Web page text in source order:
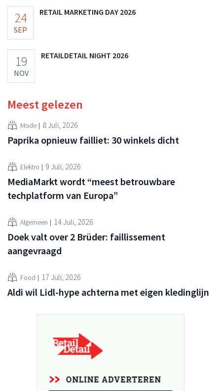
24
SEP
RETAIL MARKETING DAY 2026
19
NOV
RETAILDETAIL NIGHT 2026
Meest gelezen
Mode 8 Juli, 2026
Paprika opnieuw failliet: 30 winkels dicht
Elektro 9 Juli, 2026
MediaMarkt wordt “meest betrouwbare
techplatform van Europa”
Algemeen 14 Juli, 2026
Doek valt over 2 Brüder: faillissement
aangevraagd
Food 17 Juli, 2026
Aldi wil Lidl-hype achterna met eigen kledinglijn